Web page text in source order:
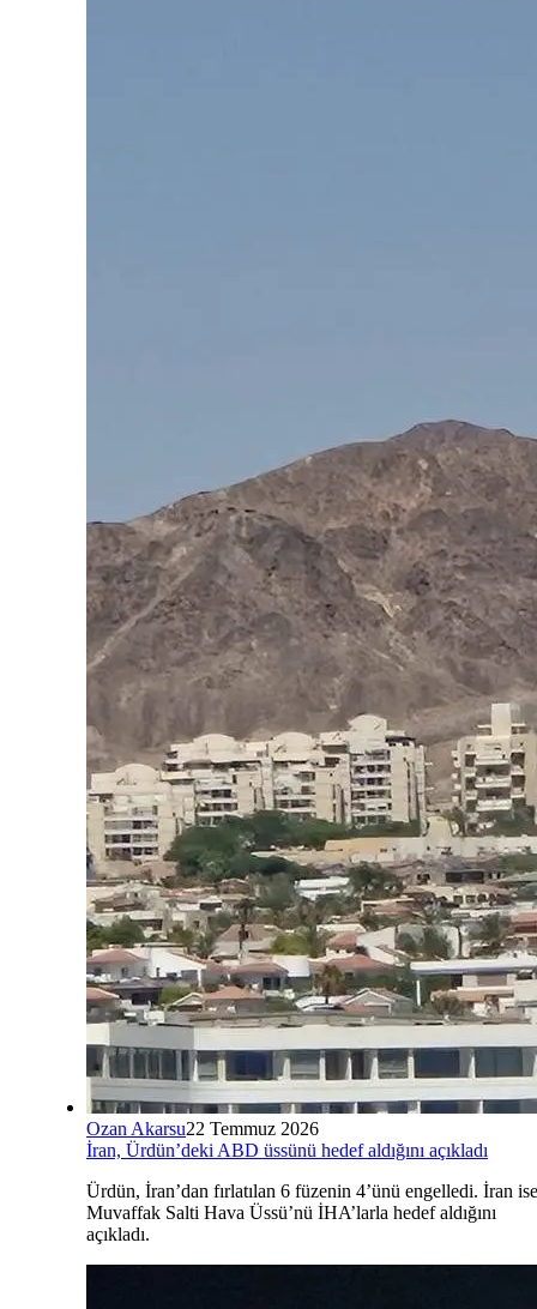
Ozan Akarsu22 Temmuz 2026
İran, Ürdün’deki ABD üssünü hedef aldığını açıkladı
Ürdün, İran’dan fırlatılan 6 füzenin 4’ünü engelledi. İran ise
Muvaffak Salti Hava Üssü’nü İHA’larla hedef aldığını
açıkladı.